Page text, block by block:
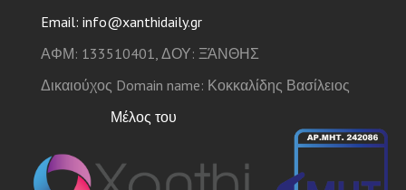
Email: info@xanthidaily.gr
ΑΦΜ: 133510401, ΔΟΥ: ΞΆΝΘΗΣ
Δικαιούχος Domain name: Κοκκαλίδης Βασίλειος
Μέλος του